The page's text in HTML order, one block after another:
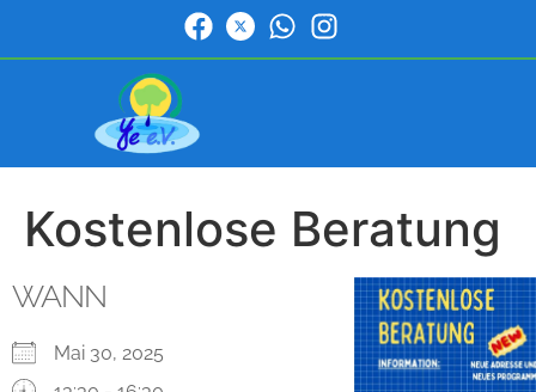
Kostenlose Beratung
WANN
Mai 30, 2025